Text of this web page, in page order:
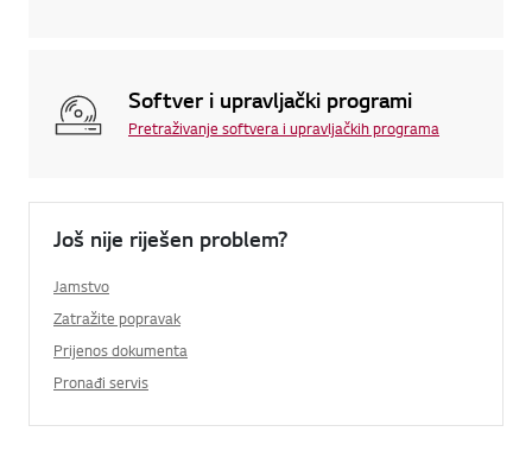
Softver i upravljački programi
Pretraživanje softvera i upravljačkih programa
Još nije riješen problem?
Jamstvo
Zatražite popravak
Prijenos dokumenta
Pronađi servis